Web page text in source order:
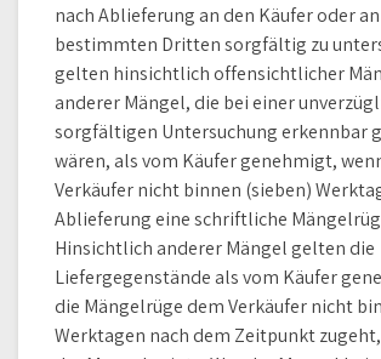
nach Ablieferung an den Käufer oder
bestimmten Dritten sorgfältig zu
gelten hinsichtlich offensichtlicher
anderer Mängel, die bei einer
sorgfältigen Untersuchung erkennbar
wären, als vom Käufer genehmigt,
Verkäufer nicht binnen (sieben)
Ablieferung eine schriftliche
Hinsichtlich anderer Mängel gelten die
Liefergegenstände als vom Käufer
die Mängelrüge dem Verkäufer nicht
Werktagen nach dem Zeitpunkt